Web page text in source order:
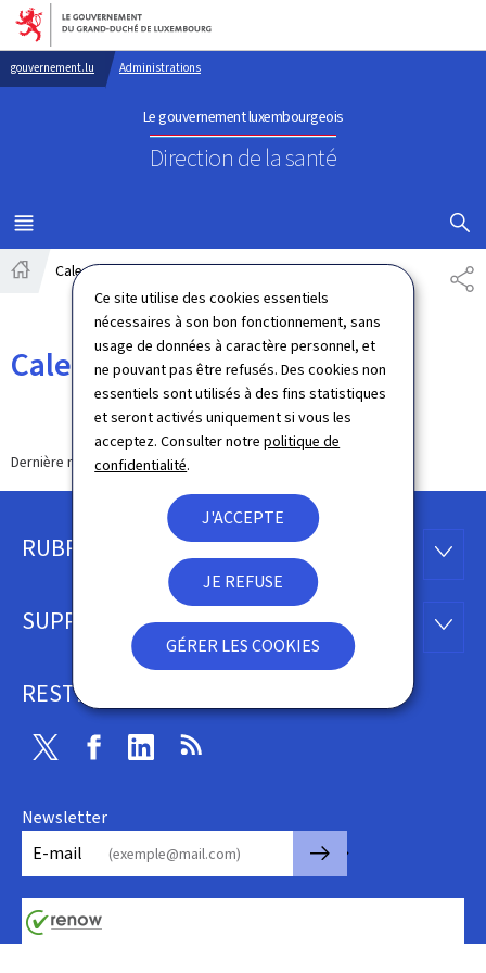
Ce site utilise des cookies essentiels
nécessaires à son bon fonctionnement, sans
usage de données à caractère personnel, et
ne pouvant pas être refusés. Des cookies non
essentiels sont utilisés à des fins statistiques
et seront activés uniquement si vous les
acceptez. Consulter notrepolitique de
confidentialité.
J'ACCEPTE
JE REFUSE
GÉRER LES COOKIES
Aller au menu principal
Aller au contenu
gouvernement.lu Administrations
Le gouvernement luxembourgeois
Direction de la santé
MENU
PRINCIPAL
Calendrier
Calendrier
Dernière modification le14.03.2020
Pied
page
RUBRIQUES
SUPPORT
RESTEZ CONNECTÉ
Twitter FacebookLinkedIn
Newsletter
E-mail
🡒